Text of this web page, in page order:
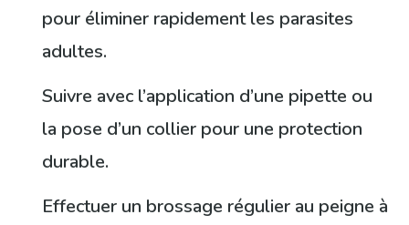
pour éliminer rapidement les parasites
adultes.
Suivre avec l’application d’une pipette ou
la pose d’un collier pour une protection
durable.
Effectuer un brossage régulier au peigne à